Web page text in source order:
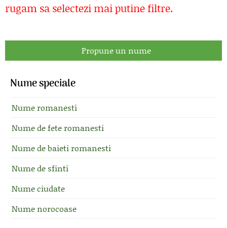
rugam sa selectezi mai putine filtre.
Propune un nume
Nume speciale
Nume romanesti
Nume de fete romanesti
Nume de baieti romanesti
Nume de sfinti
Nume ciudate
Nume norocoase